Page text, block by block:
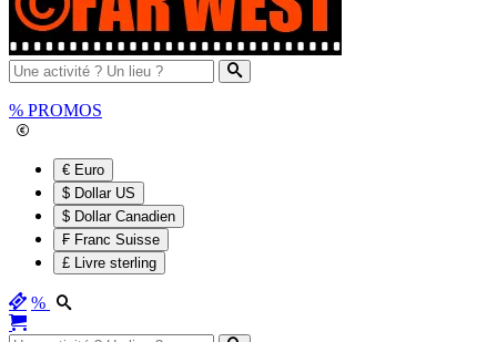
% PROMOS
€ Euro
$ Dollar US
$ Dollar Canadien
₣ Franc Suisse
£ Livre sterling
%